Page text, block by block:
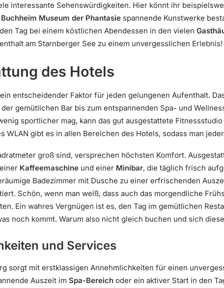
interessante Sehenswürdigkeiten. Hier könnt ihr
Buchheim Museum der Phantasie spannende Kunstwerke
Tag bei einem köstlichen Abendessen in den vielen
am Starnberger See zu einem unvergesslichen Erlebnis!
des Hotels
entscheidender Faktor für jeden gelungenen Aufenthalt.
gemütlichen Bar bis zum entspannenden Spa- und
sportlicher mag, kann das gut ausgestattete
WLAN gibt es in allen Bereichen des Hotels, sodass man
groß sind, versprechen höchsten Komfort.
Kaffeemaschine und einer Minibar, die täglich frisch
Badezimmer mit Dusche zu einer erfrischenden
Schön, wenn man weiß, dass auch das morgendliche
Ein wahres Vergnügen ist es, den Tag im gemütlichen
noch kommt. Warum also nicht gleich buchen und sich
und Services
sorgt mit erstklassigen Annehmlichkeiten für einen
Auszeit im Spa-Bereich oder ein aktiver Start in den